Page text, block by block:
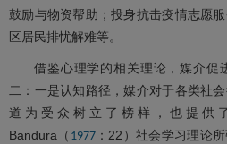
鼓励与物资帮助；投身抗击疫情志愿
区居民排忧解难等。
借鉴心理学的相关理论，媒介促
二：一是认知路径，媒介对于各类社
道为受众树立了榜样，也提供
Bandura（ 1977：22）社会学习理论